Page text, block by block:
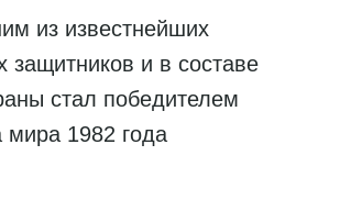
из известнейших
защитников и в составе
стал победителем
мира 1982 года